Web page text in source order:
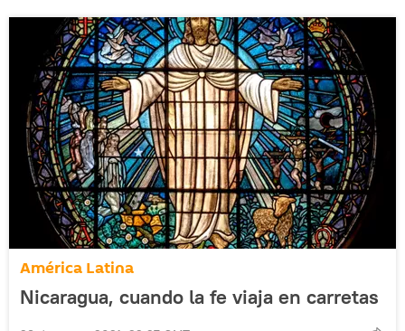
América Latina
Nicaragua, cuando la fe viaja en carretas